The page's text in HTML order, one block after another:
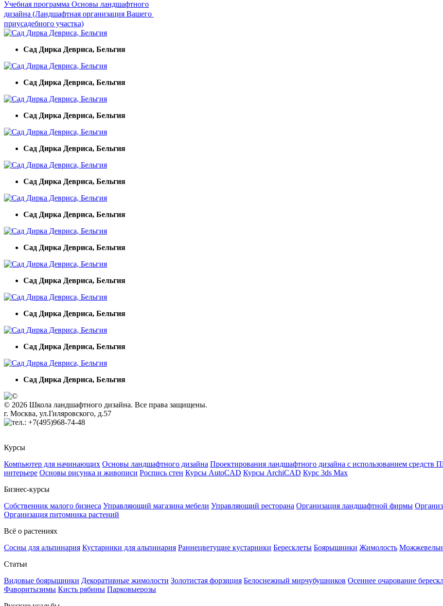
Учебная программа Основы ландшафтного
дизайна (Ландшафтная организация Вашего
приусадебного участка)
Сад Дирка Девриса, Бельгия
Сад Дирка Девриса, Бельгия
Сад Дирка Девриса, Бельгия
Сад Дирка Девриса, Бельгия
Сад Дирка Девриса, Бельгия
Сад Дирка Девриса, Бельгия
Сад Дирка Девриса, Бельгия
Сад Дирка Девриса, Бельгия
Сад Дирка Девриса, Бельгия
Сад Дирка Девриса, Бельгия
Сад Дирка Девриса, Бельгия
© 2026 Школа ландшафтного дизайна. Все права защищены.
г. Москва, ул.Гиляровского, д.57
+7(495)968-74-48
Курсы
Компьютер для начинающих Основы ландшафтного дизайна Проектирования ландшафтного дизайна с использованием средств
интерьере Основы рисунка и живописи Роспись стен Курсы AutoCAD Курсы ArchiCAD Курс 3ds Max
Бизнес-курсы
Собственник малого бизнеса Управляющий магазина мебели Управляющий ресторана Организация ландшафтной фирмы
Организация питомника растений
Всё о растениях
Сосны для альпинария Кустарники для альпинария Раннецветущие кустарники Бересклеты Боярышники Жимолость
Статьи
Видовые боярышники Декоративные жимолости Золотистая форзиция Белоснежный мирчубушников Осеннее очарование
Фаворитызимы Кисть рябины Парковыерозы